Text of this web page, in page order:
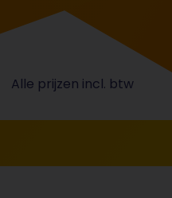
Alle prijzen incl. btw